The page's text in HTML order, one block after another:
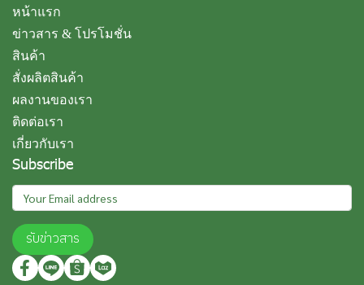
หน้าแรก
ข่าวสาร & โปรโมชั่น
สินค้า
สั่งผลิตสินค้า
ผลงานของเรา
ติดต่อเรา
เกี่ยวกับเรา
Subscribe
รับข่าวสาร